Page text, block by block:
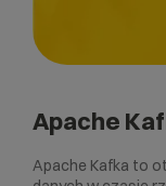
Apache
Apache Kafka to